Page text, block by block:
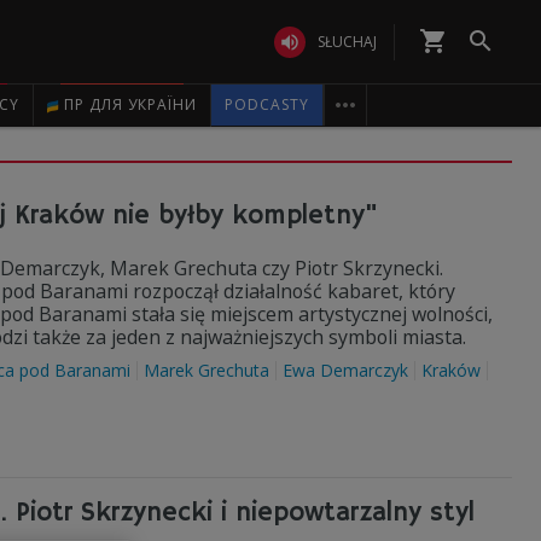
 SŁUCHAJ shopping_cart 
ПР ДЛЯ УКРАЇНИ PODCASTY 
Kraków nie byłby kompletny"
Marek Grechuta czy Piotr Skrzynecki.
Baranami rozpoczął działalność kabaret, który
Baranami stała się miejscem artystycznej wolności,
także za jeden z najważniejszych symboli miasta.
pod Baranami Marek Grechuta Ewa Demarczyk
Kraków
Skrzynecki i niepowtarzalny styl